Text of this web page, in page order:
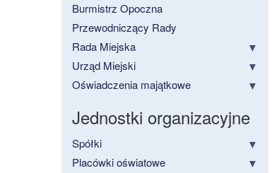
Burmistrz Opoczna
Przewodniczący Rady
Rada Miejska
Urząd Miejski
Oświadczenia majątkowe
Jednostki organizacyjne
Spółki
Placówki oświatowe